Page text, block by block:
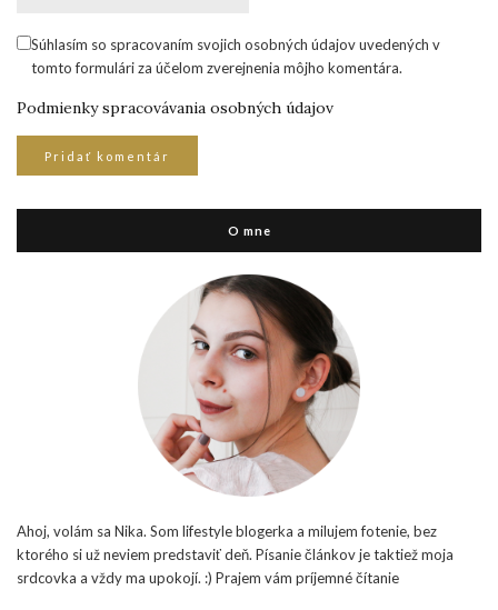
Súhlasím so spracovaním svojich osobných údajov uvedených v
tomto formulári za účelom zverejnenia môjho komentára.
Podmienky spracovávania osobných údajov
O mne
Ahoj, volám sa Nika. Som lifestyle blogerka a milujem fotenie, bez
ktorého si už neviem predstaviť deň. Písanie článkov je taktiež moja
srdcovka a vždy ma upokojí. :) Prajem vám príjemné čítanie